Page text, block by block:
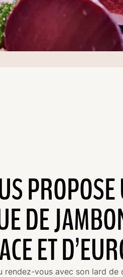
DE
ET
rendez-vous avec son lard